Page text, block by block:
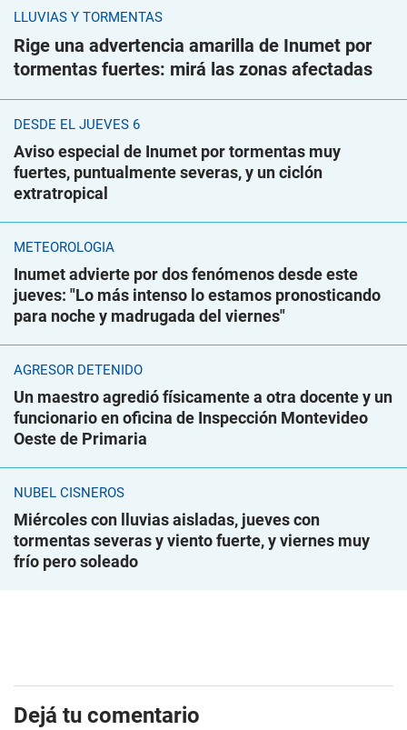
LLUVIAS Y TORMENTAS
Rige una advertencia amarilla de Inumet por
tormentas fuertes: mirá las zonas afectadas
DESDE EL JUEVES 6
Aviso especial de Inumet por tormentas muy
fuertes, puntualmente severas, y un ciclón
extratropical
METEOROLOGÍA
Inumet advierte por dos fenómenos desde este
jueves: "Lo más intenso lo estamos pronosticando
para noche y madrugada del viernes"
AGRESOR DETENIDO
Un maestro agredió físicamente a otra docente y un
funcionario en oficina de Inspección Montevideo
Oeste de Primaria
NUBEL CISNEROS
Miércoles con lluvias aisladas, jueves con
tormentas severas y viento fuerte, y viernes muy
frío pero soleado
Dejá tu comentario